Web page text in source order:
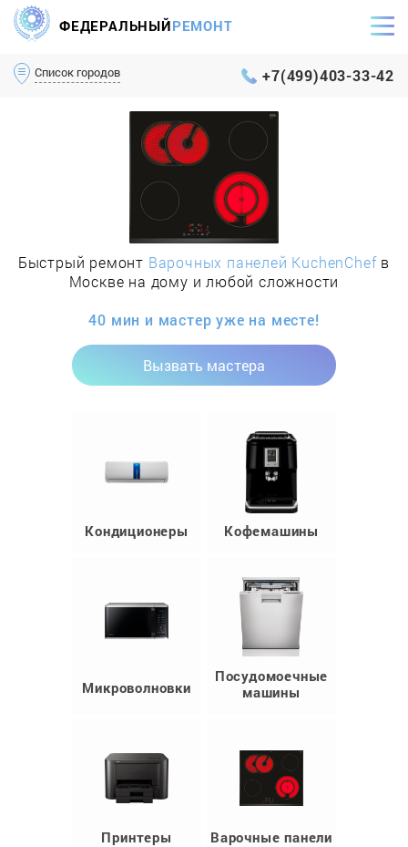
ФЕДЕРАЛЬНЫЙРЕМОНТ
Список городов +7(499)403-33-42
Быстрый ремонт Варочных панелей KuchenChefв
Москве на дому и любой сложности
40 мин и мастер уже на месте!
Вызвать мастера
Кондиционеры Кофемашины
Микроволновки
Посудомоечные
машины
Принтеры Варочные панели